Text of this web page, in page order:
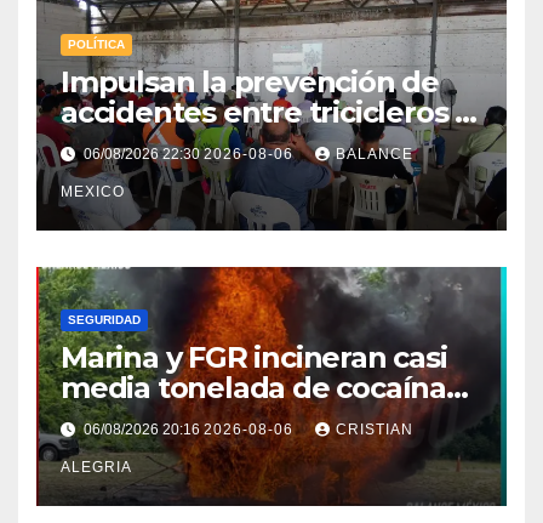
POLÍTICA
Impulsan la prevención de
accidentes entre tricicleros y
mototriciclistas de Tapachula
06/08/2026 22:302026-08-06 BALANCE
MEXICO
SEGURIDAD
Marina y FGR incineran casi
media tonelada de cocaína
asegurada frente a las costas
de Chiapas
06/08/2026 20:16 2026-08-06 CRISTIAN
ALEGRIA